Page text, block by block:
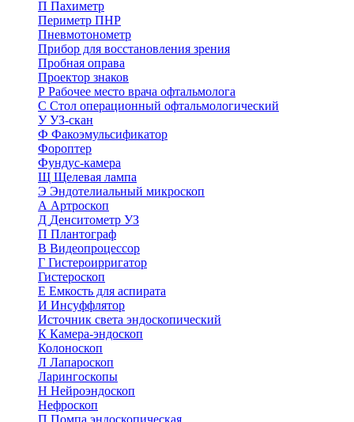
П Пахиметр
Периметр ПНР
Пневмотонометр
Прибор для восстановления зрения
Пробная оправа
Проектор знаков
Р Рабочее место врача офтальмолога
С Стол операционный офтальмологический
УУЗ-скан
Ф Факоэмульсификатор
Фороптер
Фундус-камера
Щ Щелевая лампа
Э Эндотелиальный микроскоп
А Артроскоп
Д Денситометр УЗ
П Плантограф
В Видеопроцессор
Г Гистероирригатор
Гистероскоп
Е Емкость для аспирата
И Инсуффлятор
Источник света эндоскопический
К Камера-эндоскоп
Колоноскоп
Л Лапароскоп
Ларингоскопы
Н Нейроэндоскоп
Нефроскоп
П Помпа эндоскопическая